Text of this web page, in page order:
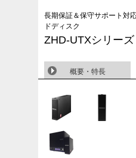
長期保証＆保守サポート対
ドディスク
ZHD-UTXシリー
概要・特長